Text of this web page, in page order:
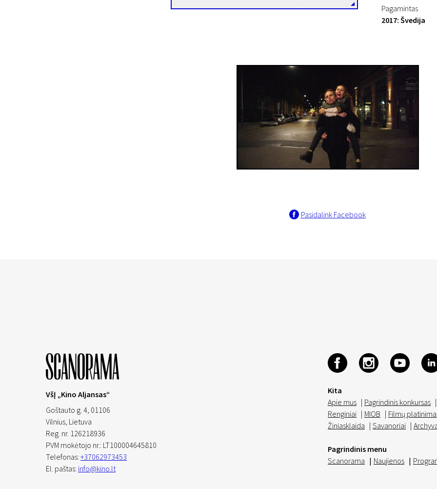
Pagamintas
2017: Švedija
Pasidalink Facebook
Kita
Apie mus | Pagrindinis konkursas |
Renginiai | MIOB | Filmų
Žiniasklaida | Savanoriai |
Pagrindinis menu
Scanorama | Naujienos |
VšĮ „Kino Aljansas“
Goštauto g. 4, 01106
Vilnius, Lietuva
Reg. nr. 126218936
PVM mokėtojo nr.: LT100004645810
Telefonas: +37062973453
El. paštas: info@kino.lt